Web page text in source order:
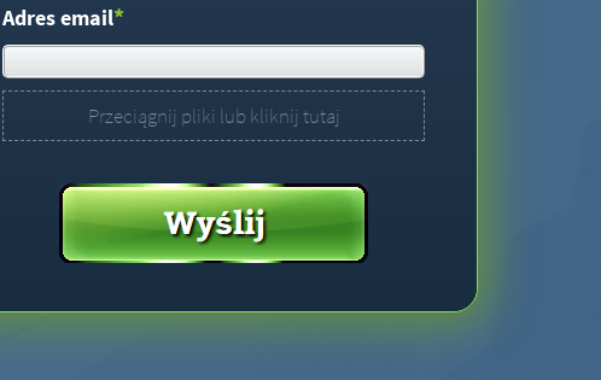
Adres email*
Przeciągnij pliki lub kliknij tutaj